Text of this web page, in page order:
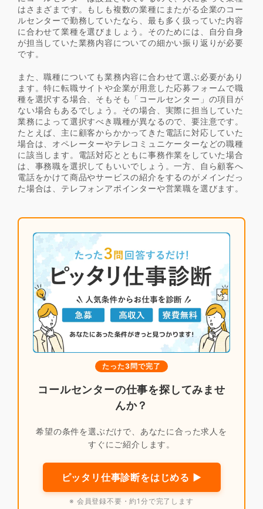
はさまざまです。もしも複数の業種にまたがる企業のコー
ルセンターで勤務していたなら、最も多く扱っていた内容
に合わせて業種を選びましょう。そのためには、自分自身
が担当していた業務内容についての細かい振り返りが必要
です。
また、職種についても業務内容に合わせて選ぶ必要があり
ます。特に転職サイトや企業が用意した応募フォームで職
種を選択する場合、そもそも「コールセンター」の項目が
ない場合もあるでしょう。その場合、実際に担当していた
業務によって選択すべき職種が異なるので、要注意です。
たとえば、主に顧客からかかってきた電話に対応していた
場合は、オペレーターやテレコミュニケーターなどの職種
に該当します。電話対応とともに事務作業をしていた場合
は、事務職を選択してもいいでしょう。一方、自ら顧客へ
電話をかけて商品やサービスの紹介をするのがメインだっ
た場合は、テレフォンアポインターや営業職を選びます。
たった3問で完了
コールセンターの仕事を探してみませ
んか？
希望の条件を選ぶだけで、あなたに合った求人を
すぐにご紹介します。
ピッタリ仕事診断をはじめる ▶
※ 会員登録不要・約1分で完了します